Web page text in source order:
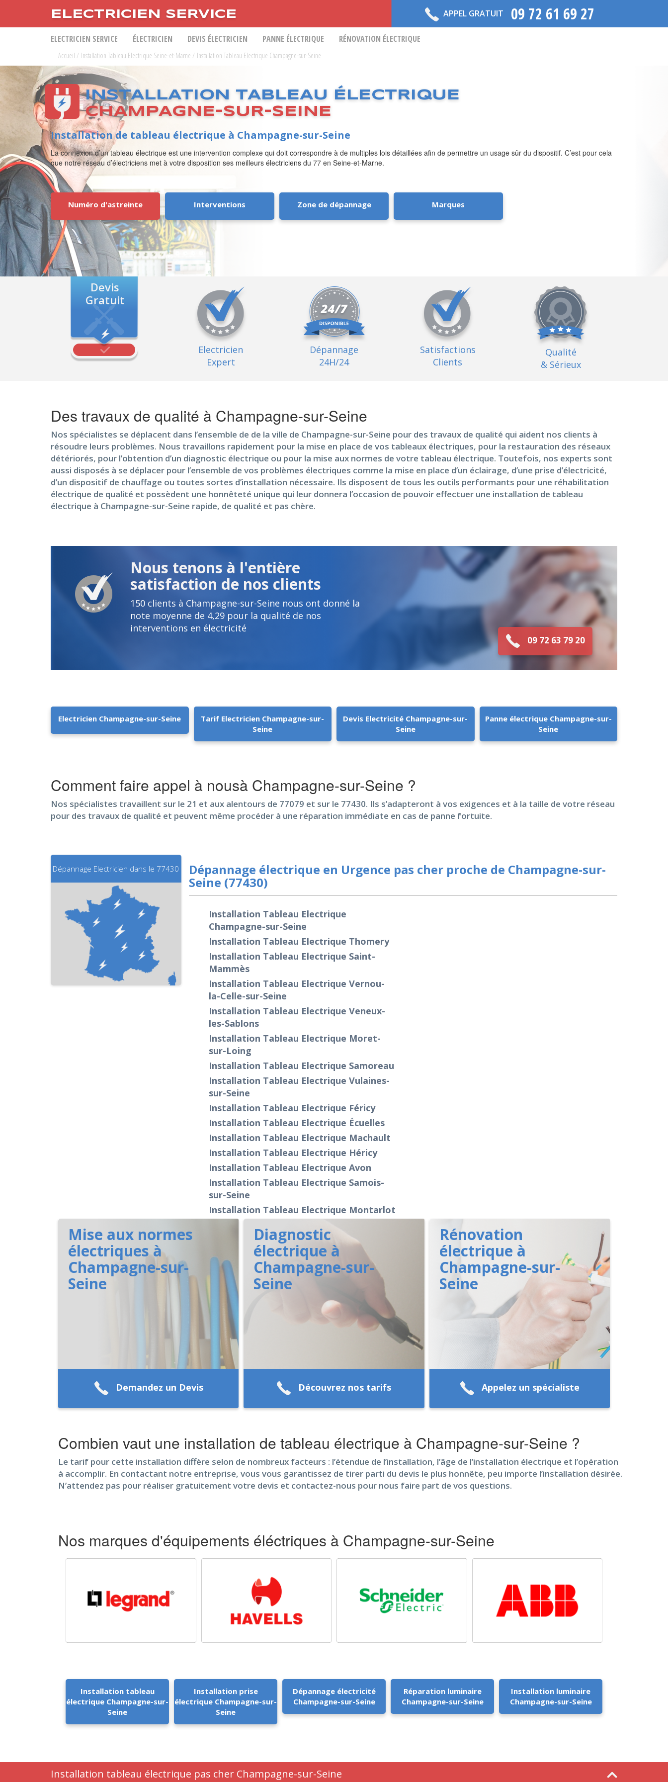
ELECTRICIEN SERVICE APPEL GRATUIT 09 72 61 69 27
ELECTRICIEN SERVICE ÉLECTRICIEN DEVIS ÉLECTRICIEN PANNE ÉLECTRIQUE RÉNOVATION ÉLECTRIQUE
Accueil / Installation Tableau Electrique Seine-et-Marne / Installation Tableau Electrique Champagne-sur-Seine
INSTALLATION TABLEAU ÉLECTRIQUE
CHAMPAGNE-SUR-SEINE
Installation de tableau électrique à Champagne-sur-Seine
La connexion d’un tableau électrique est une intervention complexe qui doit correspondre à de multiples lois détaillées afin de permettre un usage sûr du dispositif. C’est pour cela
que notre réseau d’électriciens met à votre disposition ses meilleurs électriciens du 77 en Seine-et-Marne.
Numéro d'astreinte Interventions Zone de dépannage Marques
Devis
Gratuit
Electricien
Expert
Dépannage
24H/24
Satisfactions
Clients
Qualité
& Sérieux
Des travaux de qualité à Champagne-sur-Seine
Nos spécialistes se déplacent dans l’ensemble de de la ville de Champagne-sur-Seine pour des travaux de qualité qui aident nos clients à
résoudre leurs problèmes. Nous travaillons rapidement pour la mise en place de vos tableaux électriques, pour la restauration des réseaux
détériorés, pour l’obtention d’un diagnostic électrique ou pour la mise aux normes de votre tableau électrique. Toutefois, nos experts sont
aussi disposés à se déplacer pour l’ensemble de vos problèmes électriques comme la mise en place d’un éclairage, d’une prise d’électricité,
d’un dispositif de chauffage ou toutes sortes d’installation nécessaire. Ils disposent de tous les outils performants pour une réhabilitation
électrique de qualité et possèdent une honnêteté unique qui leur donnera l’occasion de pouvoir effectuer une installation de tableau
électrique à Champagne-sur-Seine rapide, de qualité et pas chère.
Nous tenons à l'entière
satisfaction de nos clients
150 clients à Champagne-sur-Seine nous ont donné la
note moyenne de 4,29 pour la qualité de nos
interventions en électricité
09 72 63 79 20
Electricien Champagne-sur-Seine
Tarif Electricien Champagne-sur-
Seine
Devis Electricité Champagne-sur-
Seine
Panne électrique Champagne-sur-
Seine
Comment faire appel à nousà Champagne-sur-Seine ?
Nos spécialistes travaillent sur le 21 et aux alentours de 77079 et sur le 77430. Ils s’adapteront à vos exigences et à la taille de votre réseau
pour des travaux de qualité et peuvent même procéder à une réparation immédiate en cas de panne fortuite.
Dépannage Electricien dans le 77430 Dépannage électrique en Urgence pas cher proche de Champagne-sur-
Seine (77430)
Installation Tableau Electrique
Champagne-sur-Seine
Installation Tableau Electrique Thomery
Installation Tableau Electrique Saint-
Mammès
Installation Tableau Electrique Vernou-
la-Celle-sur-Seine
Installation Tableau Electrique Veneux-
les-Sablons
Installation Tableau Electrique Moret-
sur-Loing
Installation Tableau Electrique Samoreau
Installation Tableau Electrique Vulaines-
sur-Seine
Installation Tableau Electrique Féricy
Installation Tableau Electrique Écuelles
Installation Tableau Electrique Machault
Installation Tableau Electrique Héricy
Installation Tableau Electrique Avon
Installation Tableau Electrique Samois-
sur-Seine
Installation Tableau Electrique Montarlot
Mise aux normes
électriques à
Champagne-sur-
Seine
Demandez un Devis
Diagnostic
électrique à
Champagne-sur-
Seine
Découvrez nos tarifs
Rénovation
électrique à
Champagne-sur-
Seine
Appelez un spécialiste
Combien vaut une installation de tableau électrique à Champagne-sur-Seine ?
Le tarif pour cette installation diffère selon de nombreux facteurs : l’étendue de l’installation, l’âge de l’installation électrique et l’opération
à accomplir. En contactant notre entreprise, vous vous garantissez de tirer parti du devis le plus honnête, peu importe l’installation désirée.
N’attendez pas pour réaliser gratuitement votre devis et contactez-nous pour nous faire part de vos questions.
Nos marques d'équipements éléctriques à Champagne-sur-Seine
Installation tableau
électrique Champagne-sur-
Seine
Installation prise
électrique Champagne-sur-
Seine
Dépannage électricité
Champagne-sur-Seine
Réparation luminaire
Champagne-sur-Seine
Installation luminaire
Champagne-sur-Seine
Installation tableau électrique pas cher Champagne-sur-Seine